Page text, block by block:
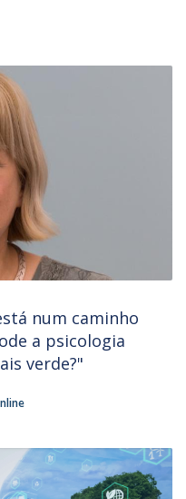
num caminho
a psicologia
verde?"